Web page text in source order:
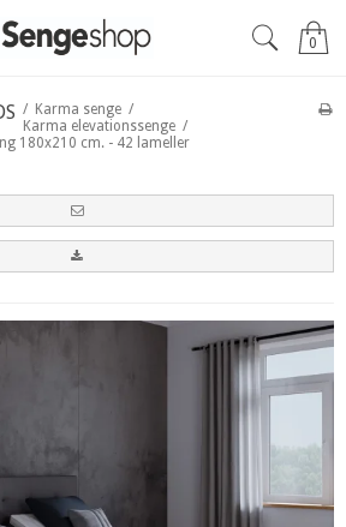
0
/ Karma senge /
Karma elevationssenge /
180x210 cm. - 42 lameller